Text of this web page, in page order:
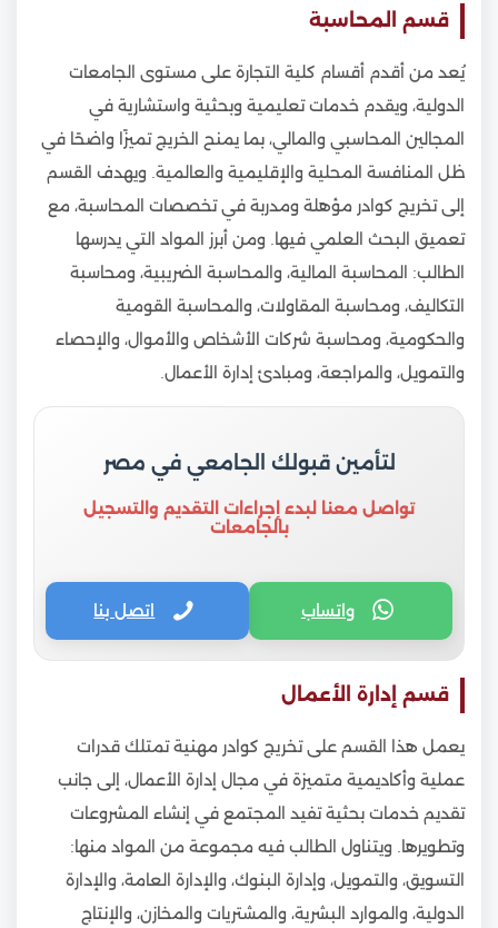
قسم المحاسبة
يُعد من أقدم أقسام كلية التجارة على مستوى الجامعات
الدولية، ويقدم خدمات تعليمية وبحثية واستشارية في
المجالين المحاسبي والمالي، بما يمنح الخريج تميزًا واضحًا في
ظل المنافسة المحلية والإقليمية والعالمية. ويهدف القسم
إلى تخريج كوادر مؤهلة ومدربة في تخصصات المحاسبة، مع
تعميق البحث العلمي فيها. ومن أبرز المواد التي يدرسها
الطالب: المحاسبة المالية، والمحاسبة الضريبية، ومحاسبة
التكاليف، ومحاسبة المقاولات، والمحاسبة القومية
والحكومية، ومحاسبة شركات الأشخاص والأموال، والإحصاء
والتمويل، والمراجعة، ومبادئ إدارة الأعمال.
لتأمين قبولك الجامعي في مصر
تواصل معنا لبدء إجراءات التقديم والتسجيل
بالجامعات
واتساب اتصل بنا
قسم إدارة الأعمال
يعمل هذا القسم على تخريج كوادر مهنية تمتلك قدرات
عملية وأكاديمية متميزة في مجال إدارة الأعمال، إلى جانب
تقديم خدمات بحثية تفيد المجتمع في إنشاء المشروعات
وتطويرها. ويتناول الطالب فيه مجموعة من المواد منها:
التسويق، والتمويل، وإدارة البنوك، والإدارة العامة، والإدارة
الدولية، والموارد البشرية، والمشتريات والمخازن، والإنتاج